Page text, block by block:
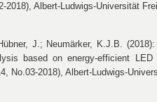
2018), Albert-Ludwigs-Universität
J.; Neumärker, K.J.B.
based on energy-efficient
No.03-2018), Albert-Ludwigs-